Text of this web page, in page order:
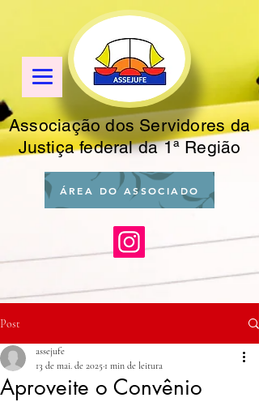
Associação dos Servidores da
Justiça federal da 1ª Região
ÁREA DO ASSOCIADO
Post
Aproveite o Convênio
assejufe
13 de mai. de 2025 1 min de leitura